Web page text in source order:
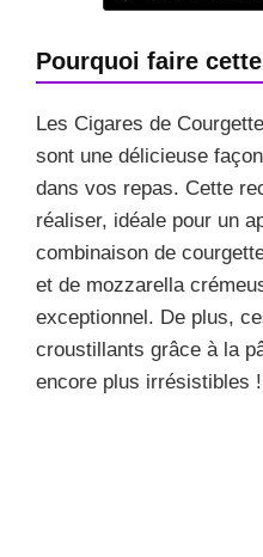
Pourquoi faire
Les Cigares de
sont une délicieuse
dans vos repas. Cette
réaliser, idéale pour un
combinaison de
et de mozzarella
exceptionnel. De plus,
croustillants grâce à la
encore plus irrésistibles !